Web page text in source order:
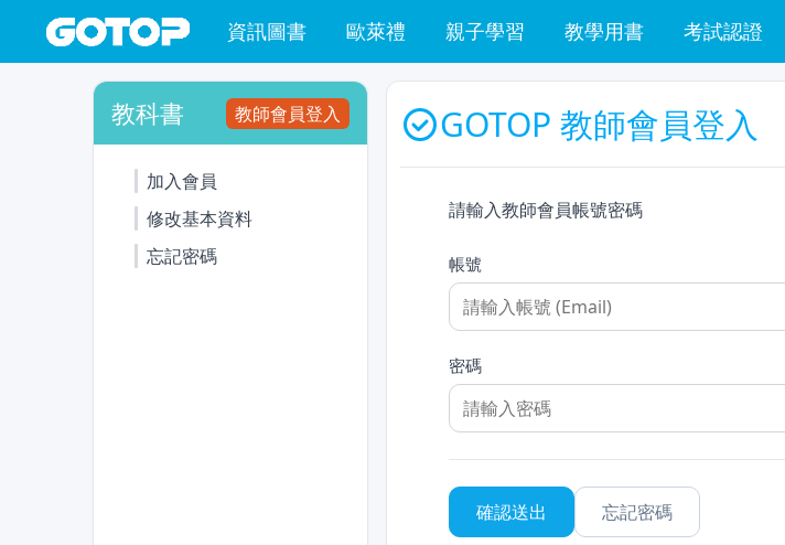
資訊圖書 歐萊禮 親子學習 教學用書 考試認證
教科書 教師會員登入
加入會員
修改基本資料
忘記密碼
GOTOP 教師會員登入
請輸入教師會員帳號密碼
帳號
密碼
忘記密碼